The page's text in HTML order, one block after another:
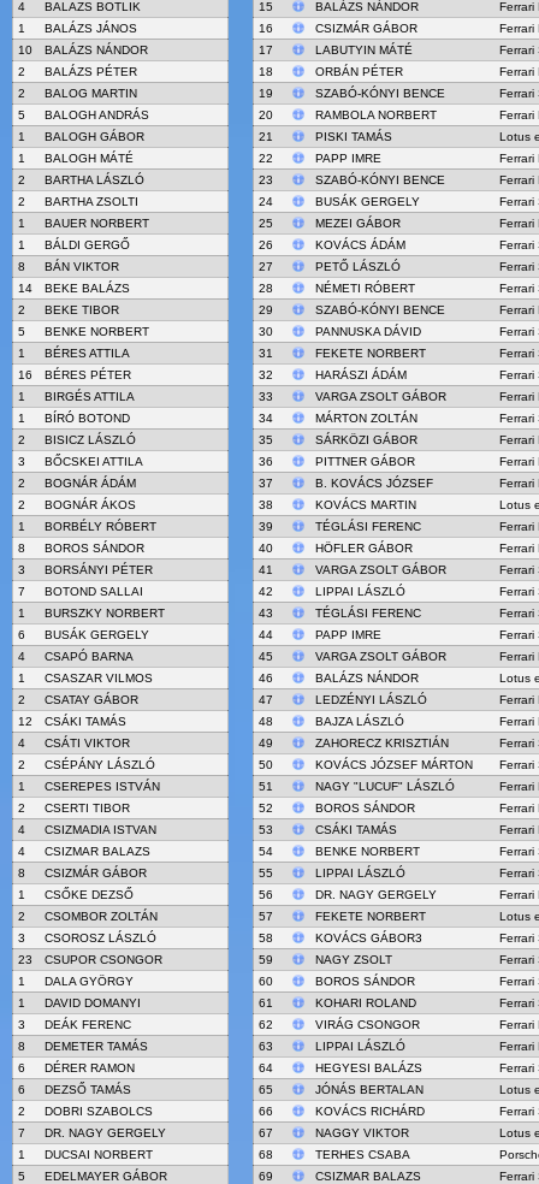
4
BALAZS BOTLIK
1
BALÁZS JÁNOS
10
BALÁZS NÁNDOR
2
BALÁZS PÉTER
2
BALOG MARTIN
5
BALOGH ANDRÁS
1
BALOGH GÁBOR
1
BALOGH MÁTÉ
2
BARTHA LÁSZLÓ
2
BARTHA ZSOLTI
1
BAUER NORBERT
1
BÁLDI GERGŐ
8
BÁN VIKTOR
14
BEKE BALÁZS
2
BEKE TIBOR
5
BENKE NORBERT
1
BÉRES ATTILA
16
BÉRES PÉTER
1
BIRGÉS ATTILA
1
BÍRÓ BOTOND
2
BISICZ LÁSZLÓ
3
BŐCSKEI ATTILA
2
BOGNÁR ÁDÁM
2
BOGNÁR ÁKOS
1
BORBÉLY RÓBERT
8
BOROS SÁNDOR
3
BORSÁNYI PÉTER
7
BOTOND SALLAI
1
BURSZKY NORBERT
6
BUSÁK GERGELY
4
CSAPÓ BARNA
1
CSASZAR VILMOS
2
CSATAY GÁBOR
12
CSÁKI TAMÁS
4
CSÁTI VIKTOR
2
CSÉPÁNY LÁSZLÓ
1
CSEREPES ISTVÁN
2
CSERTI TIBOR
4
CSIZMADIA ISTVAN
4
CSIZMAR BALAZS
8
CSIZMÁR GÁBOR
1
CSŐKE DEZSŐ
2
CSOMBOR ZOLTÁN
3
CSOROSZ LÁSZLÓ
23
CSUPOR CSONGOR
1
DALA GYÖRGY
1
DAVID DOMANYI
3
DEÁK FERENC
8
DEMETER TAMÁS
6
DÉRER RAMON
6
DEZSŐ TAMÁS
2
DOBRI SZABOLCS
7
DR. NAGY GERGELY
1
DUCSAI NORBERT
5
EDELMAYER GÁBOR
15
BALÁZS NÁNDOR
Ferrari
16
CSIZMÁR GÁBOR
Ferrari
17
LABUTYIN MÁTÉ
Ferrari
18
ORBÁN PÉTER
Ferrari
19
SZABÓ-KÓNYI BENCE
Ferrari
20
RAMBOLA NORBERT
Ferrari
21
PISKI TAMÁS
Lotus
22
PAPP IMRE
Ferrari
23
SZABÓ-KÓNYI BENCE
Ferrari
24
BUSÁK GERGELY
Ferrari
25
MEZEI GÁBOR
Ferrari
26
KOVÁCS ÁDÁM
Ferrari
27
PETŐ LÁSZLÓ
Ferrari
28
NÉMETI RÓBERT
Ferrari
29
SZABÓ-KÓNYI BENCE
Ferrari
30
PANNUSKA DÁVID
Ferrari
31
FEKETE NORBERT
Ferrari
32
HARÁSZI ÁDÁM
Ferrari
33
VARGA ZSOLT GÁBOR
Ferrari
34
MÁRTON ZOLTÁN
Ferrari
35
SÁRKÖZI GÁBOR
Ferrari
36
PITTNER GÁBOR
Ferrari
37
B. KOVÁCS JÓZSEF
Ferrari
38
KOVÁCS MARTIN
Lotus
39
TÉGLÁSI FERENC
Ferrari
40
HÖFLER GÁBOR
Ferrari
41
VARGA ZSOLT GÁBOR
Ferrari
42
LIPPAI LÁSZLÓ
Ferrari
43
TÉGLÁSI FERENC
Ferrari
44
PAPP IMRE
Ferrari
45
VARGA ZSOLT GÁBOR
Ferrari
46
BALÁZS NÁNDOR
Lotus
47
LEDZÉNYI LÁSZLÓ
Ferrari
48
BAJZA LÁSZLÓ
Ferrari
49
ZAHORECZ KRISZTIÁN
Ferrari
50
KOVÁCS JÓZSEF MÁRTON
Ferrari
51
NAGY "LUCUF" LÁSZLÓ
Ferrari
52
BOROS SÁNDOR
Ferrari
53
CSÁKI TAMÁS
Ferrari
54
BENKE NORBERT
Ferrari
55
LIPPAI LÁSZLÓ
Ferrari
56
DR. NAGY GERGELY
Ferrari
57
FEKETE NORBERT
Lotus
58
KOVÁCS GÁBOR3
Ferrari
59
NAGY ZSOLT
Ferrari
60
BOROS SÁNDOR
Ferrari
61
KOHARI ROLAND
Ferrari
62
VIRÁG CSONGOR
Ferrari
63
LIPPAI LÁSZLÓ
Ferrari
64
HEGYESI BALÁZS
Ferrari
65
JÓNÁS BERTALAN
Lotus
66
KOVÁCS RICHÁRD
Ferrari
67
NAGGY VIKTOR
Lotus
68
TERHES CSABA
69
CSIZMAR BALAZS
Ferrari